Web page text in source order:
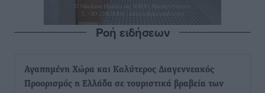
Ροή ειδήσεων
Αγαπημένη Χώρα και Καλύτερος Διαγεννεακός
Προορισμός η Ελλάδα σε τουριστικά βραβεία των